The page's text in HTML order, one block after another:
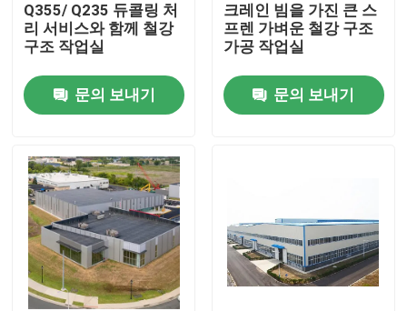
제품
동영상
Q355/ Q235 듀콜링 처
리 서비스와 함께 철강
구조 작업실
문의 보내기
크레인 빔을 가진 큰 스
프렌 가벼운 철강 구조
가공 작업실
문의 보내기